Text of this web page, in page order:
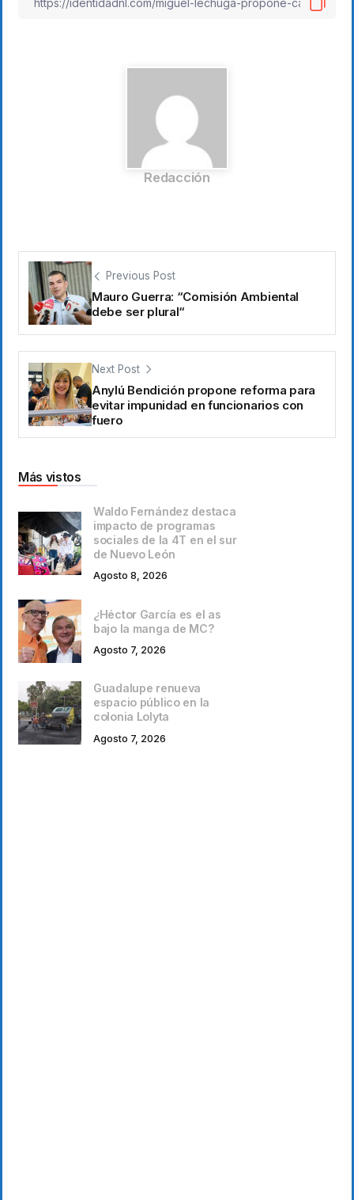
Redacción
Previous Post
Mauro Guerra: “Comisión Ambiental
debe ser plural“
Next Post
Anylú Bendición propone reforma para
evitar impunidad en funcionarios con
fuero
Más vistos
Waldo Fernández destaca
impacto de programas
sociales de la 4T en el sur
de Nuevo León
Agosto 8, 2026
¿Héctor García es el as
bajo la manga de MC?
Agosto 7, 2026
Guadalupe renueva
espacio público en la
colonia Lolyta
Agosto 7, 2026